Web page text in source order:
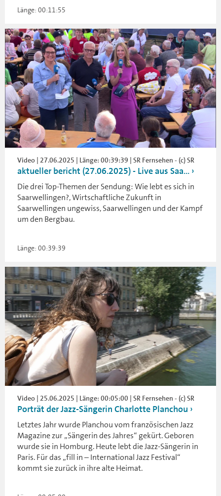
Länge: 00:11:55
Video | 27.06.2025 | Länge: 00:39:39 | SR Fernsehen - (c) SR
aktueller bericht (27.06.2025) - Live aus Saa...
Die drei Top-Themen der Sendung: Wie lebt es sich in
Saarwellingen?, Wirtschaftliche Zukunft in
Saarwellingen ungewiss, Saarwellingen und der Kampf
um den Bergbau.
Länge: 00:39:39
Video | 25.06.2025 | Länge: 00:05:00 | SR Fernsehen - (c) SR
Porträt der Jazz-Sängerin Charlotte Planchou
Letztes Jahr wurde Planchou vom französischen Jazz
Magazine zur „Sängerin des Jahres“ gekürt. Geboren
wurde sie in Homburg. Heute lebt die Jazz-Sängerin in
Paris. Für das „fill in – International Jazz Festival“
kommt sie zurück in ihre alte Heimat.